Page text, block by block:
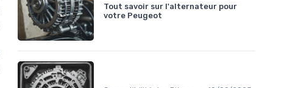
Tout savoir sur l'alternateur pour
votre Peugeot